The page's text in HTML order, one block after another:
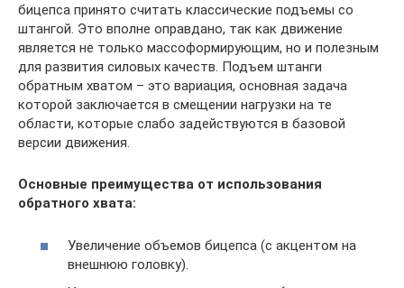
бицепса принято считать классические подъемы со
штангой. Это вполне оправдано, так как движение
является не только массоформирующим, но и полезным
для развития силовых качеств. Подъем штанги
обратным хватом – это вариация, основная задача
которой заключается в смещении нагрузки на те
области, которые слабо задействуются в базовой
версии движения.
Основные преимущества от использования
обратного хвата:
Увеличение объемов бицепса (с акцентом на
внешнюю головку).